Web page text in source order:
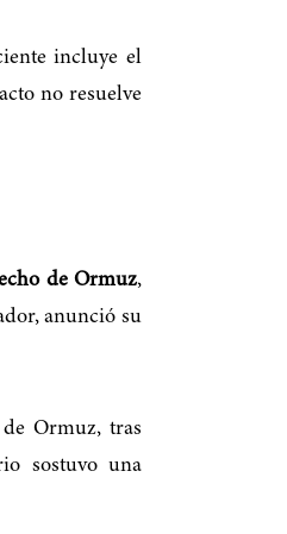
incluye el
no resuelve
de Ormuz,
anunció su
Ormuz, tras
sostuvo una